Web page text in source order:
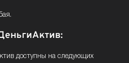
доступны на следующих